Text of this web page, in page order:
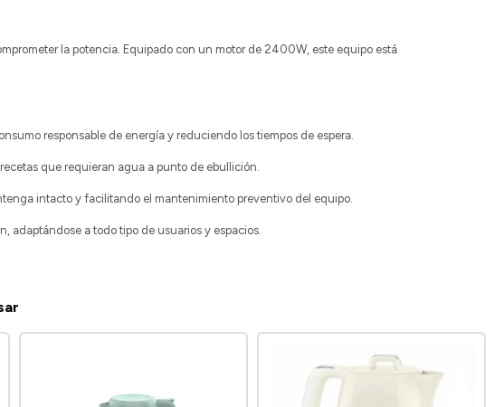
la potencia. Equipado con un motor de 2400W, este equipo está
responsable de energía y reduciendo los tiempos de espera.
que requieran agua a punto de ebullición.
intacto y facilitando el mantenimiento preventivo del equipo.
adaptándose a todo tipo de usuarios y espacios.